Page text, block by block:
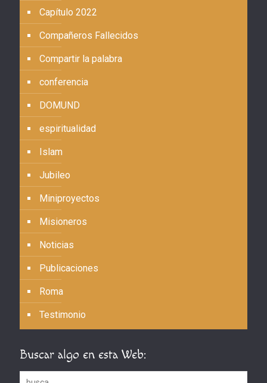
Capítulo 2022
Compañeros Fallecidos
Compartir la palabra
conferencia
DOMUND
espiritualidad
Islam
Jubileo
Miniproyectos
Misioneros
Noticias
Publicaciones
Roma
Testimonio
Buscar algo en esta Web: